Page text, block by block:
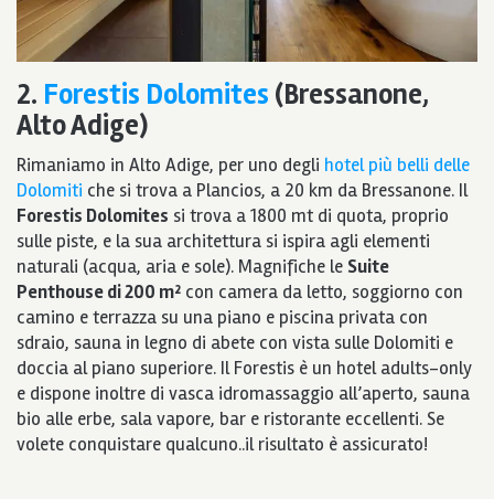
2. Forestis Dolomites (Bressanone,
Alto Adige)
Rimaniamo in Alto Adige, per uno degli hotel più belli delle
Dolomiti che si trova a Plancios, a 20 km da Bressanone. Il
Forestis Dolomites si trova a 1800 mt di quota, proprio
sulle piste, e la sua architettura si ispira agli elementi
naturali (acqua, aria e sole). Magnifiche le Suite
Penthouse di 200 m² con camera da letto, soggiorno con
camino e terrazza su una piano e piscina privata con
sdraio, sauna in legno di abete con vista sulle Dolomiti e
doccia al piano superiore. Il Forestis è un hotel adults-only
e dispone inoltre di vasca idromassaggio all’aperto, sauna
bio alle erbe, sala vapore, bar e ristorante eccellenti. Se
volete conquistare qualcuno..il risultato è assicurato!